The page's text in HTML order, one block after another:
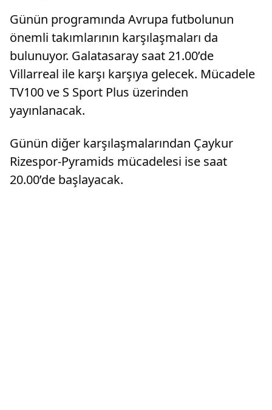
Günün programında Avrupa futbolunun
önemli takımlarının karşılaşmaları da
bulunuyor. Galatasaray saat 21.00’de
Villarreal ile karşı karşıya gelecek. Mücadele
TV100 ve S Sport Plus üzerinden
yayınlanacak.
Günün diğer karşılaşmalarından Çaykur
Rizespor-Pyramids mücadelesi ise saat
20.00’de başlayacak.